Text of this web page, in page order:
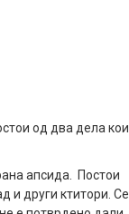
од два дела кои
апсида. Постои
и други ктитори. Се